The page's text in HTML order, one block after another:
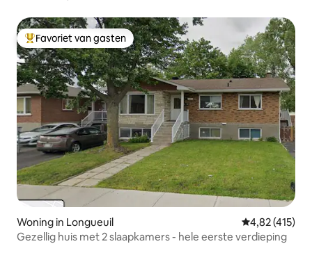
Topfavoriet van gasten
Favoriet van gasten
Woning in Longueuil Gemiddelde
4,82 (415)
Gezellig huis met 2 slaapkamers - hele eerste verdieping